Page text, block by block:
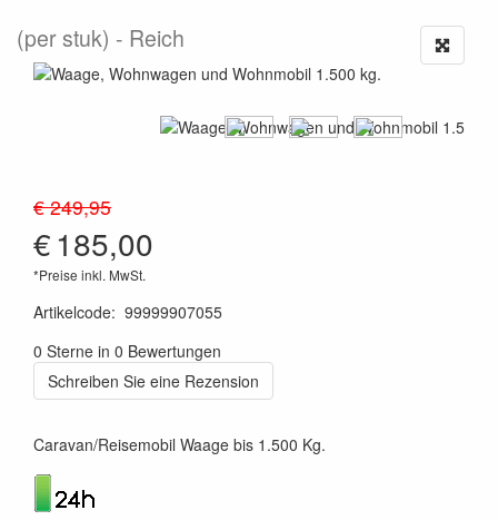
(per stuk) Reich
€ 249,95
€185,00
*Preise inkl. MwSt.
Artikelcode: 99999907055
0 Sterne in 0 Bewertungen
Schreiben Sie eine Rezension
Caravan/Reisemobil Waage bis 1.500 Kg.